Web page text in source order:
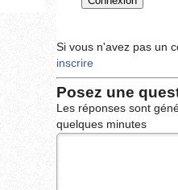
Si vous n'avez pas un
inscrire
Posez une
Les réponses sont
quelques minutes